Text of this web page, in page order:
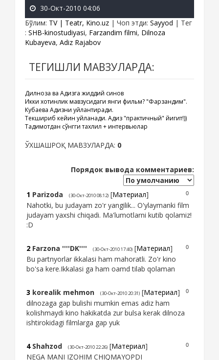
30-Окт-2010 04:06
Бўлим: TV | Teatr, Kino.uz | Чоп этди: Sayyod | Тег
: SHB-kinostudiyasi, Farzandim filmi, Dilnoza
Kubayeva, Adiz Rajabov
ТЕГИШЛИ МАВЗУЛАРДА:
Дилноза ва Адизга жиддий синов
Икки хотинлик мавзусидаги янги фильм? "Фарзандим".
Кубаева Адизни уйлантиради.
Текшириб кейин уйланади. Адиз "практичный" йигит!))
Тақдимотдан сўнгги тахлил + интервьюлар
ЎХШАШРОҚ МАВЗУЛАРДА: 0
Порядок вывода комментариев:
0
1 Parizoda (30-Окт-2010 08:12) [Материал]
Nahotki, bu judayam zo'r yangilik... O'ylaymanki film
judayam yaxshi chiqadi. Ma'lumotlarni kutib qolamiz!
:D
0
2 Farzona ''''DK'''' (30-Окт-2010 17:40) [Материал]
Bu partnyorlar ikkalasi ham mahoratli. Zo'r kino
bo'sa kere.Ikkalasi ga ham oamd tilab qolaman
0
3 korealik mehmon (30-Окт-2010 20:31) [Материал]
dilnozaga gap bulishi mumkin emas adiz ham
kolishmaydi kino hakikatda zur bulsa kerak dilnoza
ishtirokidagi filmlarga gap yuk
0
4 Shahzod (30-Окт-2010 22:26) [Материал]
NEGA MANI IZOHIM CHIQMAYOPDI